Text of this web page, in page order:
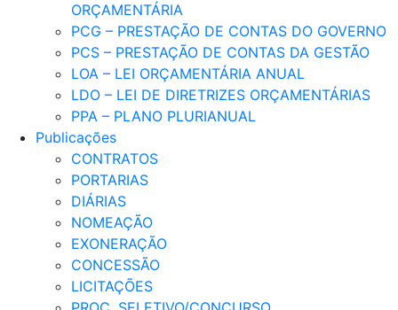
ORÇAMENTÁRIA
PCG – PRESTAÇÃO DE CONTAS DO GOVERNO
PCS – PRESTAÇÃO DE CONTAS DA GESTÃO
LOA – LEI ORÇAMENTÁRIA ANUAL
LDO – LEI DE DIRETRIZES ORÇAMENTÁRIAS
PPA – PLANO PLURIANUAL
Publicações
CONTRATOS
PORTARIAS
DIÁRIAS
NOMEAÇÃO
EXONERAÇÃO
CONCESSÃO
LICITAÇÕES